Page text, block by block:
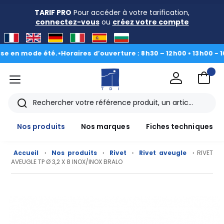
TARIF PRO Pour accéder à votre tarification,
connectez-vousou créez votre compte
mode été.•Horaires d’ouverture : 8h30 – 12h00 • 13h00 - 16h30|
menu
Rechercher
Nos produits
Nos marques Fiches techniques
Accueil › Nos produits › Rivet › Rivet aveugle
› RIVET
AVEUGLE TP Ø 3,2 X 8 INOX/INOX BRALO